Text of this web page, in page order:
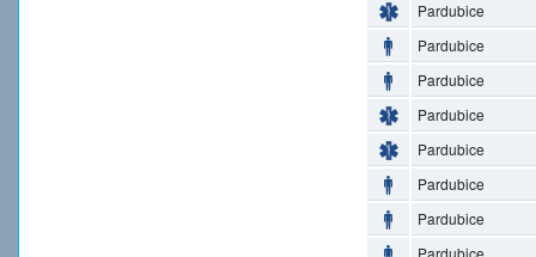
Pardubice
Pardubice
Pardubice
Pardubice
Pardubice
Pardubice
Pardubice